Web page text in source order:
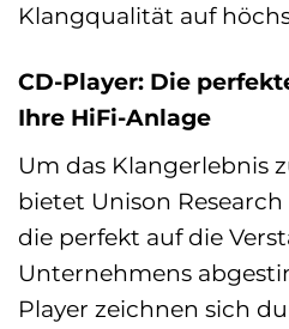
Klangqualität auf
CD-Player: Die
Ihre HiFi-Anlage
Um das Klangerlebnis
bietet Unison Research
die perfekt auf die
Unternehmens
Player zeichnen sich